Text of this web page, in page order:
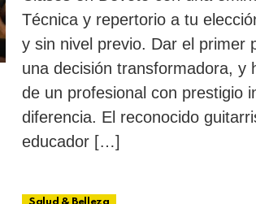
Técnica y repertorio a tu
y sin nivel previo. Dar el primer
una decisión transformadora, y
de un profesional con prestigio
diferencia. El reconocido
educador […]
Salud & Belleza